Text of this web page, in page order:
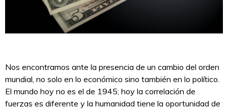
Nos encontramos ante la presencia de un cambio del orden
mundial, no solo en lo económico sino también en lo político.
El mundo hoy no es el de 1945; hoy la correlación de
fuerzas es diferente y la humanidad tiene la oportunidad de